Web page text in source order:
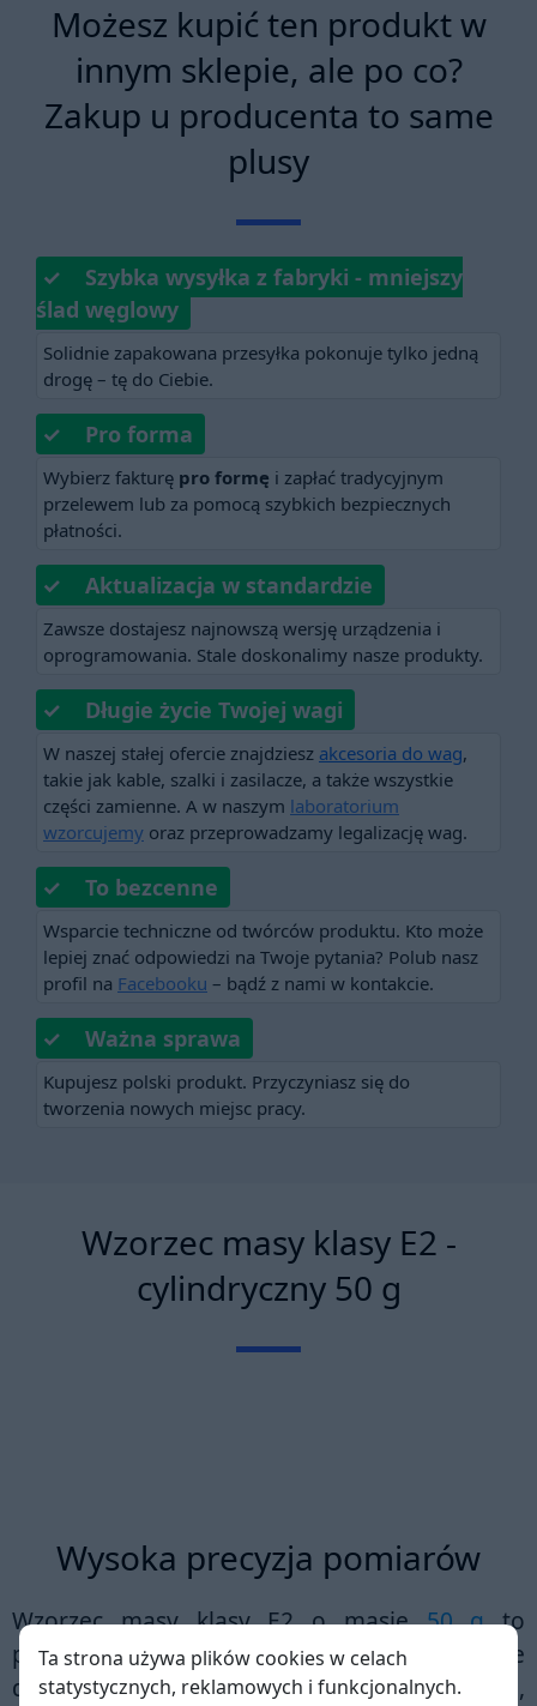
Możesz kupić ten produkt w
innym sklepie, ale po co?
Zakup u producenta to same
plusy
✓ Szybka wysyłka z fabryki - mniejszy
ślad węglowy
Solidnie zapakowana przesyłka pokonuje tylko jedną
drogę – tę do Ciebie.
✓ Pro forma
Wybierz fakturę pro formę i zapłać tradycyjnym
przelewem lub za pomocą szybkich bezpiecznych
płatności.
✓ Aktualizacja w standardzie
Zawsze dostajesz najnowszą wersję urządzenia i
oprogramowania. Stale doskonalimy nasze produkty.
✓ Długie życie Twojej wagi
W naszej stałej ofercie znajdziesz akcesoria do wag,
takie jak kable, szalki i zasilacze, a także wszystkie
części zamienne. A w naszym laboratorium
wzorcujemy oraz przeprowadzamy legalizację wag.
✓ To bezcenne
Wsparcie techniczne od twórców produktu. Kto może
lepiej znać odpowiedzi na Twoje pytania? Polub nasz
profil na Facebooku – bądź z nami w kontakcie.
✓ Ważna sprawa
Kupujesz polski produkt. Przyczyniasz się do
tworzenia nowych miejsc pracy.
Wzorzec masy klasy E2 -
cylindryczny 50 g
Wysoka precyzja pomiarów
Wzorzec masy klasy E2o masie50 gto
precyzyjne narzędzie metrologiczne, idealne
do kalibracji wag o wysokiej precyzji,
Ta strona używa plików cookies w celach
statystycznych, reklamowych i funkcjonalnych.